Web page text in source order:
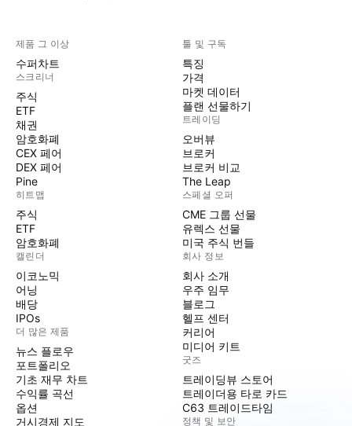
제품 그 이상
수퍼차트
스크리너
주식
ETF
채권
암호화폐
CEX 페어
DEX 페어
Pine
히트맵
주식
ETF
암호화폐
캘린더
이코노믹
어닝
배당
IPOs
더 많은 제품
뉴스 플로우
포트폴리오
기초 재무 차트
수익률 곡선
옵션
거시경제 지도
툴 및 구독
특징
가격
마켓 데이터
플랜 선물하기
트레이딩
오버뷰
브로커
브로커 비교
The Leap
스페셜 오퍼
CME 그룹 선물
유렉스 선물
미국 주식 번들
회사 정보
회사 소개
우주 임무
블로그
헬프 센터
커리어
미디어 키트
굿즈
트레이딩뷰 스토어
트레이더용 타로 카드
C63 트레이드타임
정책 및 보안